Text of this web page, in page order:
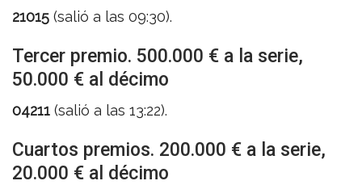
21015 (salió a las 09:30).
Tercer premio. 500.000 € a la serie,
50.000 € al décimo
04211 (salió a las 13:22).
Cuartos premios. 200.000 € a la serie,
20.000 € al décimo